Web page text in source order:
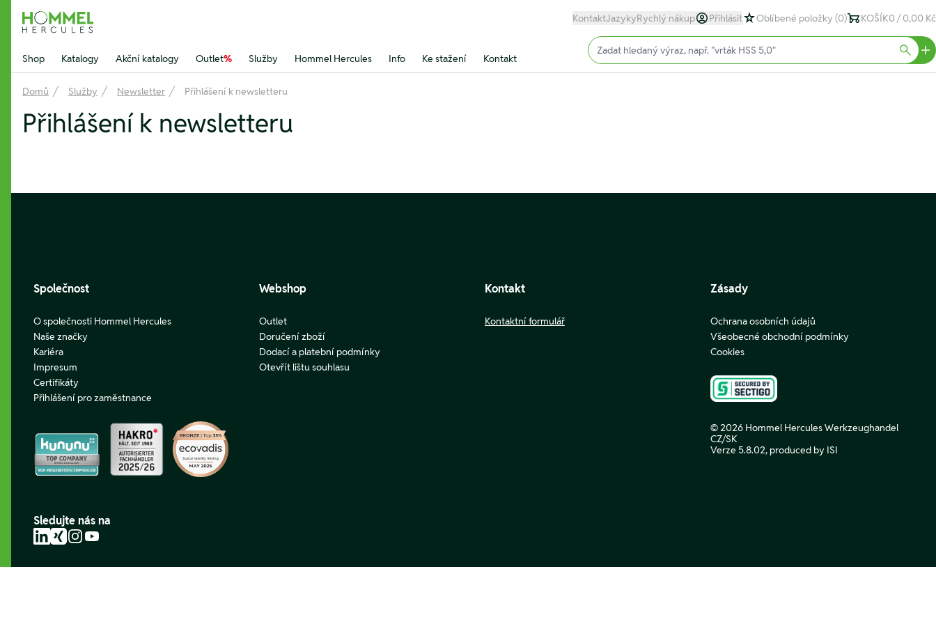
Hommel Hercules
KontaktJazykyRychlý nákup Přihlásit Oblíbené položky (0) KOŠÍK0 / 0,00 Kč
Shop Katalogy Akční katalogy Outlet% Služby Hommel Hercules Info Ke stažení Kontakt
Input (text)
Domů Služby Newsletter Přihlášení k newsletteru
Přihlášení k newsletteru
Společnost
O společnosti Hommel Hercules
Naše značky
Kariéra
Impresum
Certifikáty
Přihlášení pro zaměstnance
Webshop
Outlet
Doručení zboží
Dodací a platební podmínky
Otevřít lištu souhlasu
Kontakt
Kontaktní formulář
Zásady
Ochrana osobních údajů
Všeobecné obchodní podmínky
Cookies
© 2026 Hommel Hercules Werkzeughandel
CZ/SK
Verze 5.8.02, produced by ISI
Sledujte nás na
LinkedIn
XingInstagram
YouTube